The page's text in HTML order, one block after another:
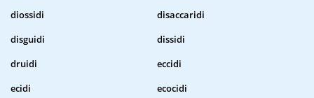
diossidi
disaccaridi
disguidi
dissidi
druidi
eccidi
ecidi
ecocidi